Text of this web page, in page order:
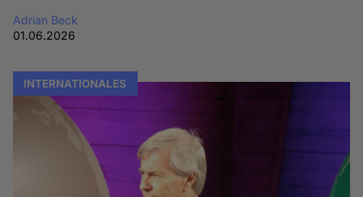
Adrian Beck
01.06.2026
INTERNATIONALES